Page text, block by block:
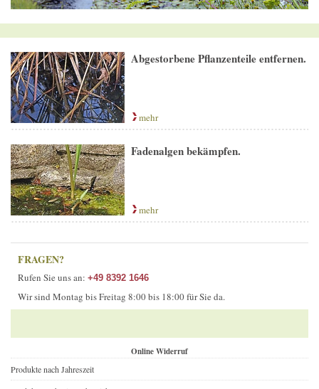
Abgestorbene Pflanzenteile entfernen.
mehr
Fadenalgen bekämpfen.
mehr
FRAGEN?
Rufen Sie uns an: +49 8392 1646
Wir sind Montag bis Freitag 8:00 bis 18:00 für Sie da.
Online Widerruf
Produkte nach Jahreszeit